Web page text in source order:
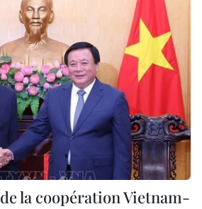
la coopération Vietnam-